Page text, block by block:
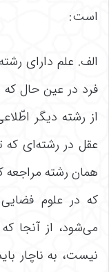
است:
الف. علم دارای
فرد در عین حال که
از رشته دیگر
عقل در رشته‌‌ای
همان رشته مراجعه
که در علوم
می‌‌شود، از آنجا
نیست، به ناچار